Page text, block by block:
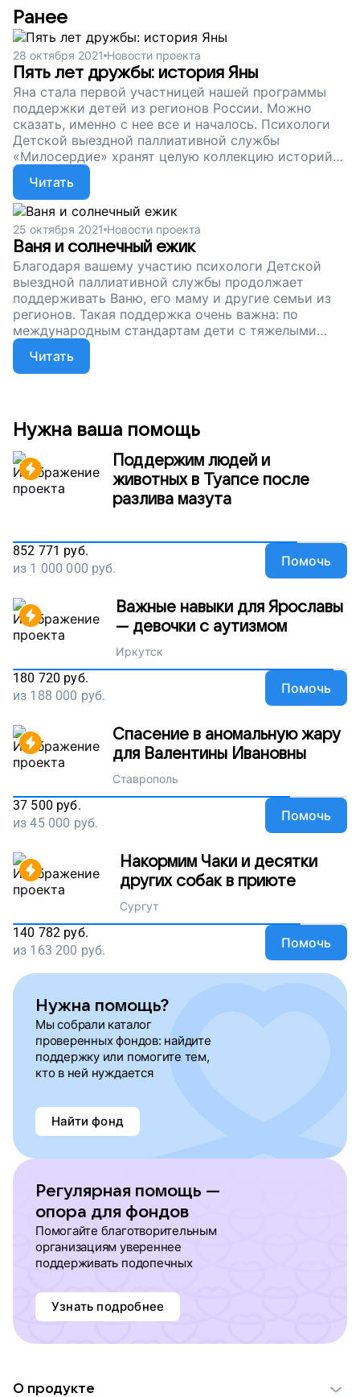
Ранее
28 октября 2021 Новости проекта
Пять лет дружбы: история Яны
Яна стала первой участницей нашей программы
поддержки детей из регионов России. Можно
сказать, именно с нее все и началось. Психологи
Детской выездной паллиативной службы
«Милосердие» хранят целую коллекцию историй
крепкой дружбы. Наша история с Яной – одна из
самых любимых. Пожалуйста, поддержите наш
проект. Пусть психологи продолжают работать.
Пусть у ребят с неизлечимыми заболеваниями
будет больше радости!
Читать
25 октября 2021 Новости проекта
Ваня и солнечный ежик
Благодаря вашему участию психологи Детской
выездной паллиативной службы продолжает
поддерживать Ваню, его маму и другие семьи из
регионов. Такая поддержка очень важна: по
международным стандартам дети с тяжелыми
диагнозами и их близкие должны получать
психологическую помощь наравне с медицинской.
Поддержите наш проект. Пусть у детей будет
Читать
Нужна ваша помощь
Поддержим людей и
животных в Туапсе после
разлива мазута
852 771 руб.
из 1 000 000 руб. Помочь
Важные навыки для Ярославы
— девочки с аутизмом
Иркутск
180 720 руб.
из 188 000 руб. Помочь
Спасение в аномальную жару
для Валентины Ивановны
Ставрополь
37 500 руб.
из45 000 руб. Помочь
Накормим Чаки и десятки
других собак в приюте
Сургут
140 782 руб.
из 163 200 руб. Помочь
Нужна помощь?
Мы собрали каталог
проверенных фондов: найдите
поддержку или помогите тем,
кто в ней нуждается
Найти фонд
Регулярная помощь —
опора для фондов
Помогайте благотворительным
организациям увереннее
поддерживать подопечных
Узнать подробнее
О продукте